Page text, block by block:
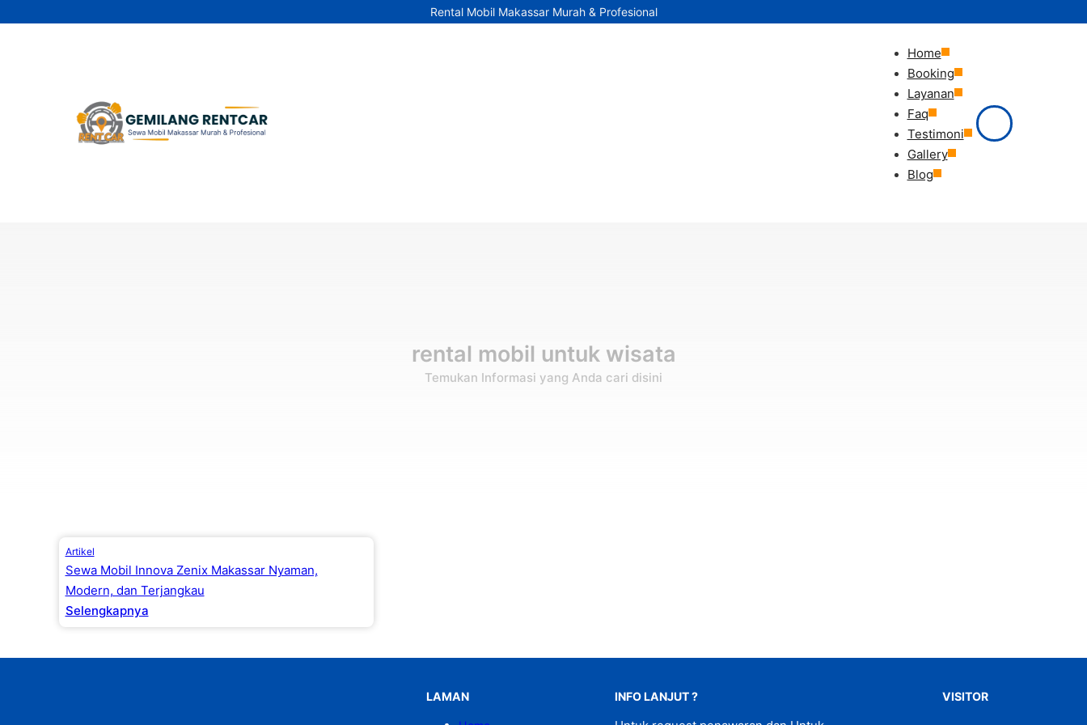
Rental Mobil Makassar Murah & Profesional
Home
Booking
Layanan
Faq
Testimoni
Gallery
Blog
rental mobil untuk wisata
Temukan Informasi yang Anda cari disini
Artikel
Sewa Mobil Innova Zenix Makassar Nyaman,
Modern, dan Terjangkau
Selengkapnya
LAMAN INFO LANJUT ? VISITOR